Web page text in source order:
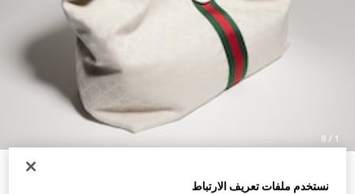
1
/
8
حقيبة اليد الواسعة Gucci Giglio كبيرة الحجم
نستخدم ملفات تعريف الارتباط